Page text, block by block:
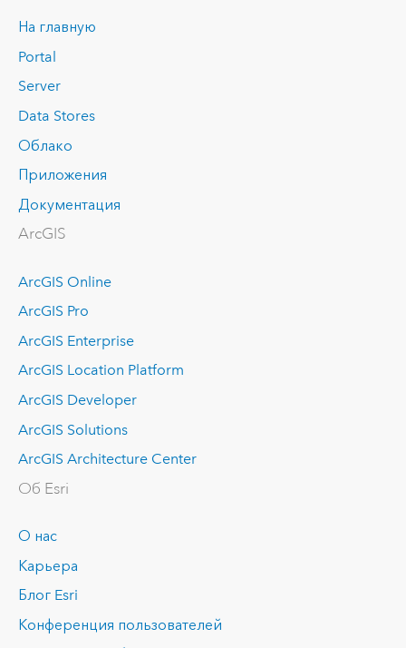
На главную
Portal
Server
Data Stores
Облако
Приложения
Документация
ArcGIS
ArcGIS Online
ArcGIS Pro
ArcGIS Enterprise
ArcGIS Location Platform
ArcGIS Developer
ArcGIS Solutions
ArcGIS Architecture Center
Об Esri
О нас
Карьера
Блог Esri
Конференция пользователей